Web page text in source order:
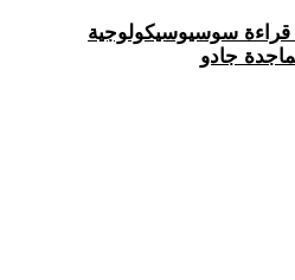
قراءة سوسيوسيكولوجية
جادو